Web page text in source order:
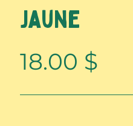
jaune
18.00 $